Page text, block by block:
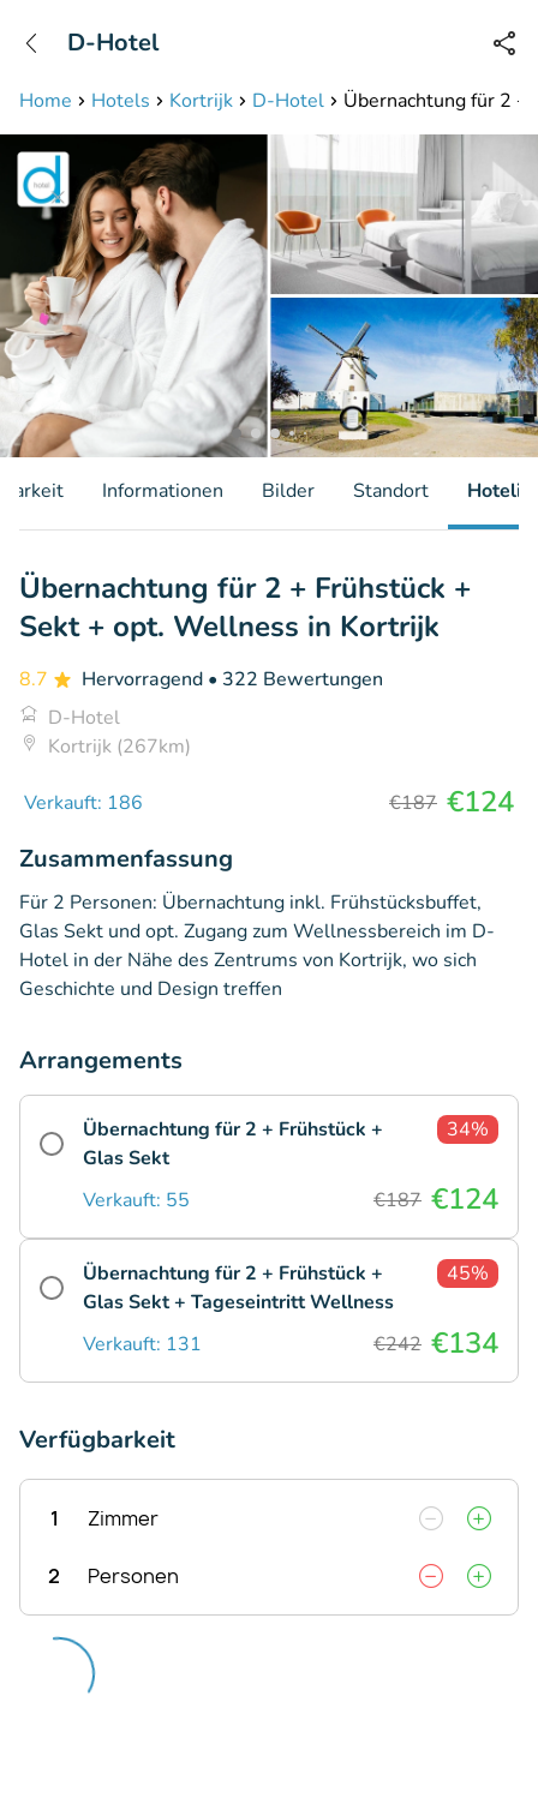
Erreichbar bis 23:00 Uhr (max 0,09€/Min)
Home Hotels Kortrijk D-Hotel Übernachtung für 2
D-Hotel
Informationen Bilder Standort
Übernachtung für 2 + Frühstück +
Sekt + opt. Wellness in Kortrijk
8.7 Hervorragend • 322 Bewertungen
D-Hotel
Kortrijk (267km)
Verkauft: 186 €187 €124
Zusammenfassung
Für 2 Personen: Übernachtung inkl. Frühstücksbuffet,
Glas Sekt und opt. Zugang zum Wellnessbereich im D-
Hotel in der Nähe des Zentrums von Kortrijk, wo sich
Geschichte und Design treffen
Arrangements
Übernachtung für 2 + Frühstück +
Glas Sekt
34%
Verkauft: 55 €187 €124
Übernachtung für 2 + Frühstück +
Glas Sekt + Tageseintritt Wellness
45%
Verkauft: 131 €242 €134
Verfügbarkeit
1 Zimmer
2 Personen